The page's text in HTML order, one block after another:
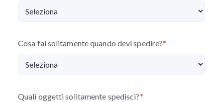
Cosa fai solitamente quando devi spedire?*
Quali oggetti solitamente spedisci?*